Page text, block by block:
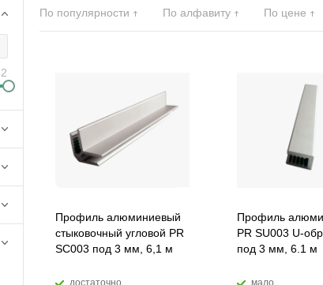
По популярности По алфавиту По цене
Профиль алюминиевый
стыковочный угловой PR
SC003 под 3 мм, 6,1 м
достаточно
Профиль
PR SU003 U-
под 3 мм, 6.1 м
мало